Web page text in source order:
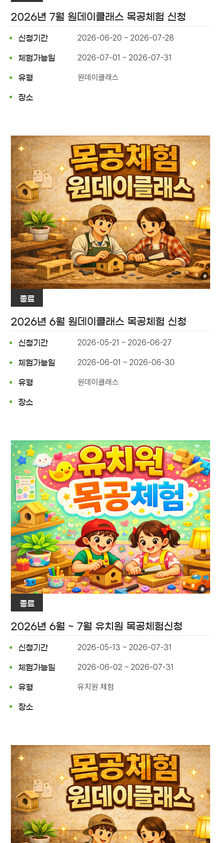
2026년 7월 원데이클래스 목공체험 신청
신청기간 2026-06-20 ~ 2026-07-28
체험가능일 2026-07-01 ~ 2026-07-31
유형 원데이클래스
장소
종료
2026년 6월 원데이클래스 목공체험 신청
신청기간 2026-05-21 ~ 2026-06-27
체험가능일 2026-06-01 ~ 2026-06-30
유형 원데이클래스
장소
종료
2026년 6월 ~ 7월 유치원 목공체험신청
신청기간 2026-05-13 ~ 2026-07-31
체험가능일 2026-06-02 ~ 2026-07-31
유형 유치원 체험
장소